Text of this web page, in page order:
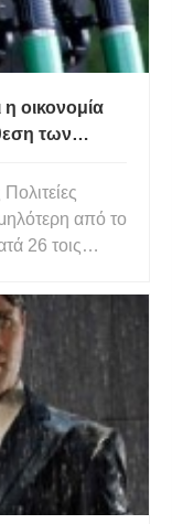
οικονομία
των
από το
26 τοις
τοις εκατό
Οι